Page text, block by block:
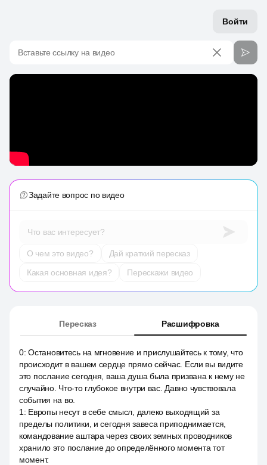
Войти
Вставьте ссылку на видео
Задайте вопрос по видео
Что вас интересует?
О чем это видео?
Дай краткий пересказ
Какая основная идея?
Перескажи видео
Пересказ Расшифровка
0:Остановитесь на мгновение и прислушайтесь к тому, что
происходит в вашем сердце прямо сейчас. Если вы видите
это послание сегодня, ваша душа была призвана к нему не
случайно. Что-то глубокое внутри вас. Давно чувствовала
события на во.
1 : Европы несут в себе смысл, далеко выходящий за
пределы политики, и сегодня завеса приподнимается,
командование аштара через своих земных проводников
хранило это послание до определённого момента тот
момент.